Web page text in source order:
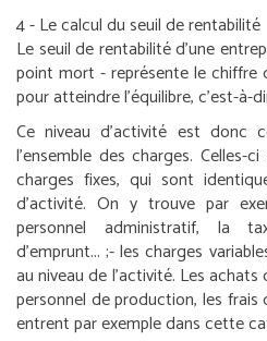
4 - Le calcul du seuil de rentabilité
Le seuil de rentabilité d’une
point mort - représente le chiffre
pour atteindre l’équilibre, c’est-à-
Ce niveau d’activité est donc
l’ensemble des charges.
charges fixes, qui sont
d’activité. On y trouve par
personnel administratif, la
d’emprunt... ;- les charges
au niveau de l’activité. Les
personnel de production, les
entrent par exemple dans cette